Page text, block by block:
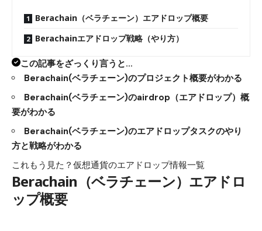
Berachain（ベラチェーン）エアドロップ概要
Berachainエアドロップ戦略（やり方）
この記事をざっくり言うと…
Berachain(ベラチェーン)のプロジェクト概要がわかる
Berachain(ベラチェーン)のairdrop（エアドロップ）概
要がわかる
Berachain(ベラチェーン)のエアドロップタスクのやり
方と戦略がわかる
これもう見た？ 仮想通貨のエアドロップ情報一覧
Berachain（ベラチェーン）エアドロ
ップ概要